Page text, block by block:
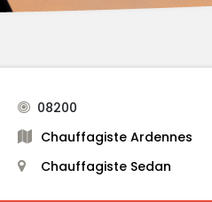
08200
Chauffagiste Ardennes
Chauffagiste Sedan